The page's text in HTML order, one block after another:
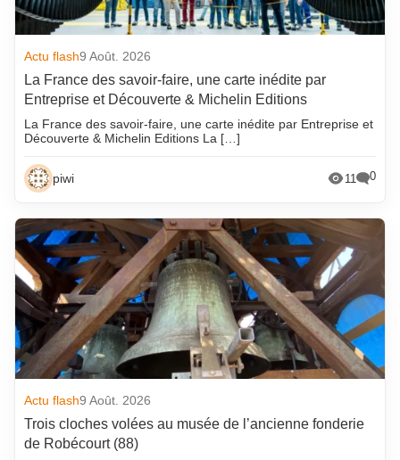
Actu flash9 Août. 2026
La France des savoir-faire, une carte inédite par
Entreprise et Découverte & Michelin Editions
La France des savoir-faire, une carte inédite par Entreprise et
Découverte & Michelin Editions La […]
piwi 11 0
Actu flash9 Août. 2026
Trois cloches volées au musée de l’ancienne fonderie
de Robécourt (88)